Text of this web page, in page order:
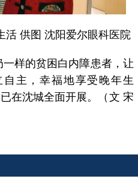
活 供图 沈阳爱尔眼科医院
样的贫困白内障患者，让
主，幸福地享受晚年生
在沈城全面开展。（文 宋